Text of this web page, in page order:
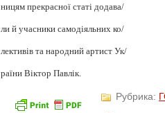
ницям прекрасної статі додава/
ли й учасники самодіяльних ко/
лективів та народний артист Ук/
раїни Віктор Павлік.
Рубрика: